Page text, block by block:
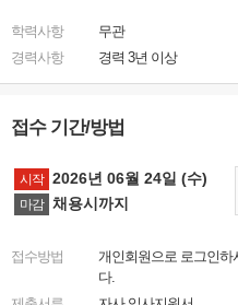
학력사항
무관
경력사항
경력 3년 이상
접수 기간/방법
시작 2026년 06월 24일 (수)
마감 채용시까지
접수방법
개인회원으로 로그인하
다.